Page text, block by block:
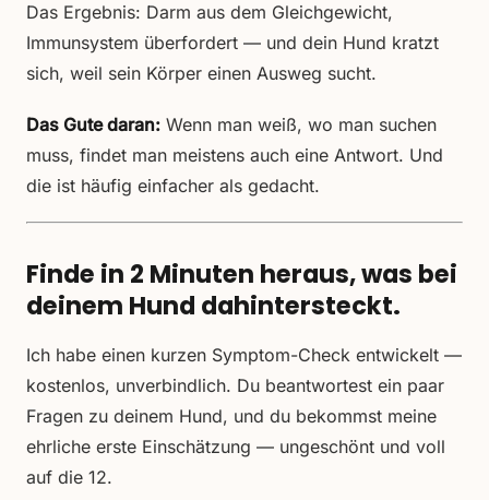
Das Ergebnis: Darm aus dem Gleichgewicht,
Immunsystem überfordert — und dein Hund kratzt
sich, weil sein Körper einen Ausweg sucht.
Das Gute daran: Wenn man weiß, wo man suchen
muss, findet man meistens auch eine Antwort. Und
die ist häufig einfacher als gedacht.
Finde in 2 Minuten heraus, was bei
deinem Hund dahintersteckt.
Ich habe einen kurzen Symptom-Check entwickelt —
kostenlos, unverbindlich. Du beantwortest ein paar
Fragen zu deinem Hund, und du bekommst meine
ehrliche erste Einschätzung — ungeschönt und voll
auf die 12.